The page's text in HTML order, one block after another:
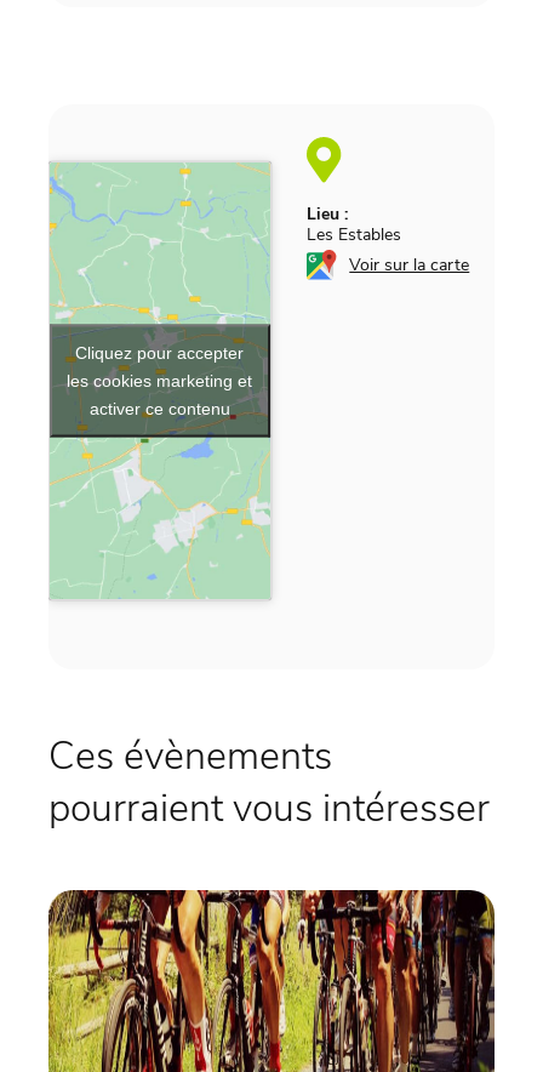
Lieu :
Les Estables
Voir sur la carte
Cliquez pour accepter
les cookies marketing et
activer ce contenu
Ces évènements
pourraient vous intéresser